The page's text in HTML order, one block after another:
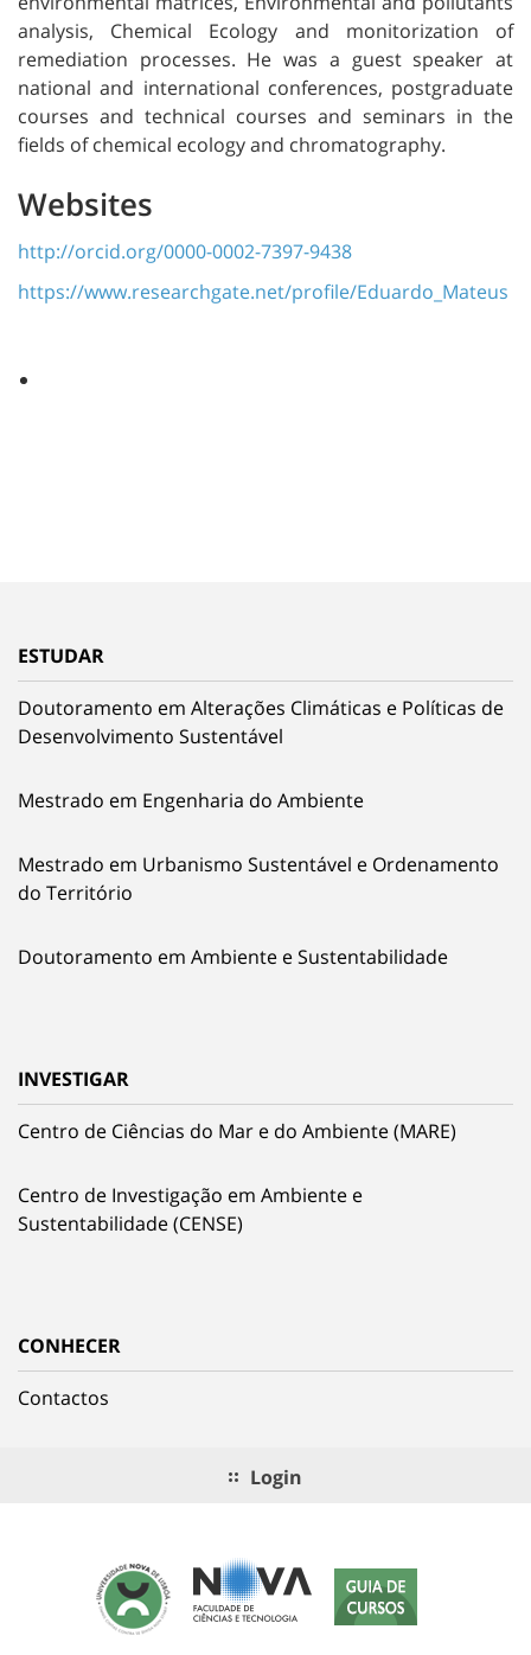
analysis, Chemical Ecology and monitorization of
remediation processes. He was a guest speaker at
national and international conferences, postgraduate
courses and technical courses and seminars in the
fields of chemical ecology and chromatography.
Websites
http://orcid.org/0000-0002-7397-9438
https://www.researchgate.net/profile/Eduardo_Mateus
ESTUDAR
Doutoramento em Alterações Climáticas e Políticas de
Desenvolvimento Sustentável
Mestrado em Engenharia do Ambiente
Mestrado em Urbanismo Sustentável e Ordenamento
do Território
Doutoramento em Ambiente e Sustentabilidade
INVESTIGAR
Centro de Ciências do Mar e do Ambiente (MARE)
Centro de Investigação em Ambiente e
Sustentabilidade (CENSE)
CONHECER
Contactos
Login